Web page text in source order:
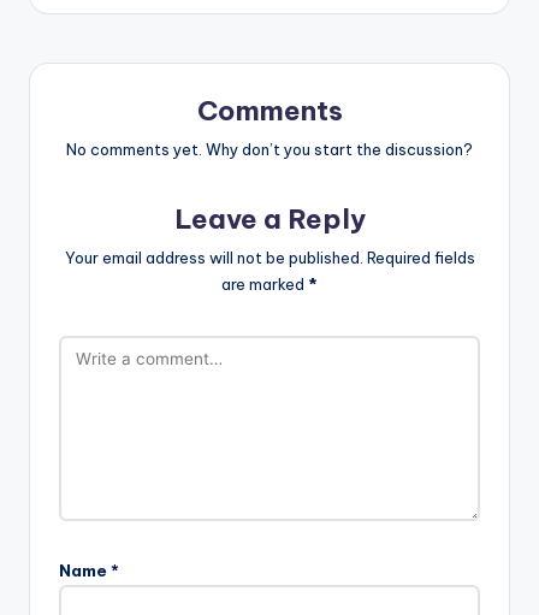
Comments
No comments yet. Why don’t you start the discussion?
Leave a Reply
Your email address will not be published. Required fields
are marked *
Name *